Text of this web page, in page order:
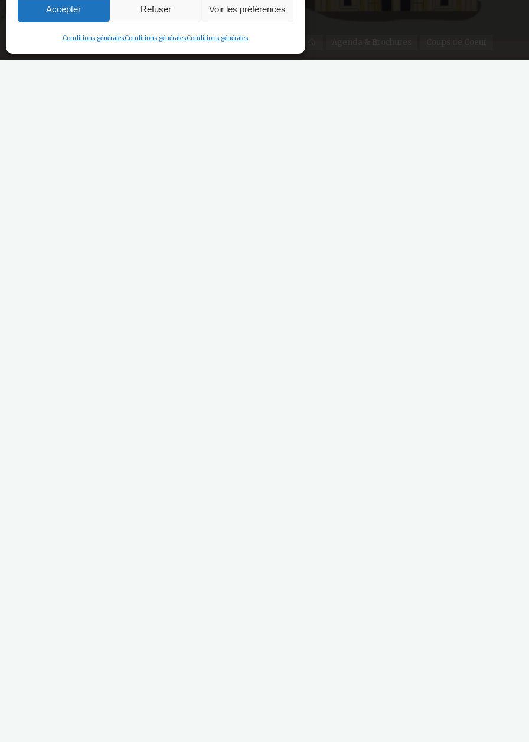
Accepter Refuser Voir les préférences
Conditions généralesConditions généralesConditions générales